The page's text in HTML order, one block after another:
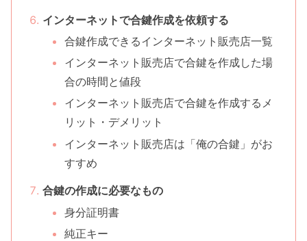
インターネットで合鍵作成を依頼する
合鍵作成できるインターネット販売店一覧
インターネット販売店で合鍵を作成した場
合の時間と値段
インターネット販売店で合鍵を作成するメ
リット・デメリット
インターネット販売店は「俺の合鍵」がお
すすめ
合鍵の作成に必要なもの
身分証明書
純正キー